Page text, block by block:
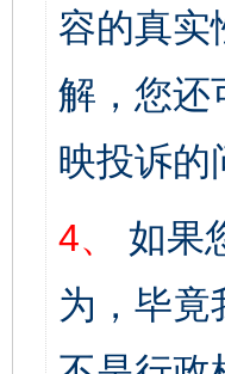
容的真实
解，您还
映投诉的
4、
如果
为，毕竟